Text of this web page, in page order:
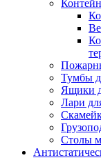
Тумбы
Ящики
Лари
Столы